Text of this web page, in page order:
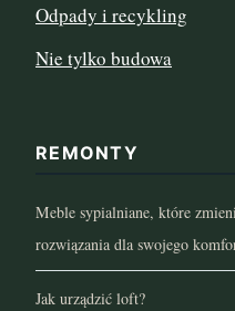
Odpady i recykling
Nie tylko budowa
REMONTY
Meble sypialniane, które
rozwiązania dla swojego
Jak urządzić loft?